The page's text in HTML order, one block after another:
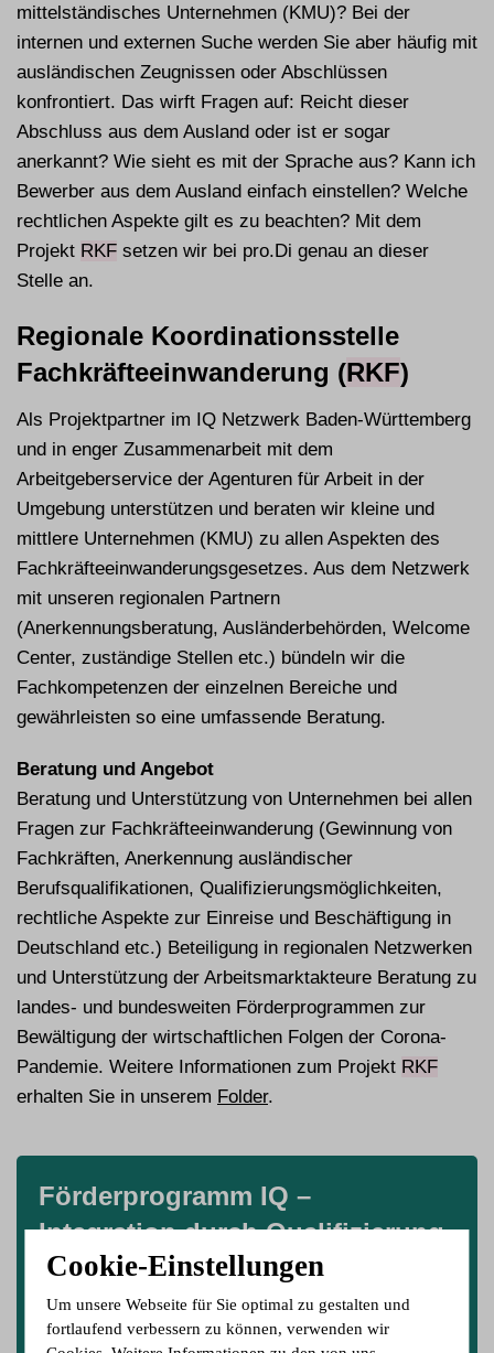
mittelständisches Unternehmen (KMU)? Bei der
internen und externen Suche werden Sie aber häufig mit
ausländischen Zeugnissen oder Abschlüssen
konfrontiert. Das wirft Fragen auf: Reicht dieser
Abschluss aus dem Ausland oder ist er sogar
anerkannt? Wie sieht es mit der Sprache aus? Kann ich
Bewerber aus dem Ausland einfach einstellen? Welche
rechtlichen Aspekte gilt es zu beachten? Mit dem
Projekt RKF setzen wir bei pro.Di genau an dieser
Stelle an.
Regionale Koordinationsstelle
Fachkräfteeinwanderung (RKF)
Als Projektpartner im IQ Netzwerk Baden-Württemberg
und in enger Zusammenarbeit mit dem
Arbeitgeberservice der Agenturen für Arbeit in der
Umgebung unterstützen und beraten wir kleine und
mittlere Unternehmen (KMU) zu allen Aspekten des
Fachkräfteeinwanderungsgesetzes. Aus dem Netzwerk
mit unseren regionalen Partnern
(Anerkennungsberatung, Ausländerbehörden, Welcome
Center, zuständige Stellen etc.) bündeln wir die
Fachkompetenzen der einzelnen Bereiche und
gewährleisten so eine umfassende Beratung.
Beratung und Angebot
Beratung und Unterstützung von Unternehmen bei allen
Fragen zur Fachkräfteeinwanderung (Gewinnung von
Fachkräften, Anerkennung ausländischer
Berufsqualifikationen, Qualifizierungsmöglichkeiten,
rechtliche Aspekte zur Einreise und Beschäftigung in
Deutschland etc.) Beteiligung in regionalen Netzwerken
und Unterstützung der Arbeitsmarktakteure Beratung zu
landes- und bundesweiten Förderprogrammen zur
Bewältigung der wirtschaftlichen Folgen der Corona-
Pandemie. Weitere Informationen zum Projekt RKF
erhalten Sie in unserem Folder.
Förderprogramm IQ –
Integration durch Qualifizierung
DasFörderprogramm IQ − Integration durch
Qualifizierungzielt mit Unterstützung des
Europäischen Sozialfonds Plus (ESF Plus) auf die
Cookie-Einstellungen
Um unsere Webseite für Sie optimal zu gestalten und
fortlaufend verbessern zu können, verwenden wir